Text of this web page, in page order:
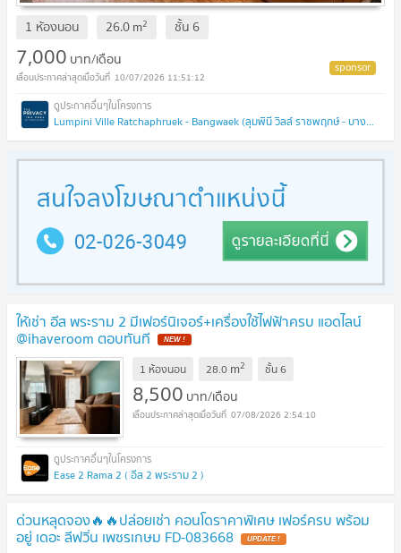
1 ห้องนอน 26.0m2 ชั้น 6
7,000 บาท/เดือน
10/07/2026 11:51:12
Lumpini Ville Ratchaphruek - Bangwaek (ลุมพินี วิลล์ ราชพฤกษ์ - บางแวก)
ให้เช่า อีส พระราม 2 มีเฟอร์นิเจอร์+เครื่องใช้ไฟฟ้าครบ แอดไลน์
@ihaveroom ตอบทันที NEW !
1 ห้องนอน 28.0 m2 ชั้น6
8,500 บาท/เดือน
07/08/2026 2:54:10
Ease 2 Rama 2 ( อีส 2 พระราม 2 )
ด่วนหลุดจอง🔥🔥ปล่อยเช่า คอนโดราคาพิเศษ เฟอร์ครบ พร้อม
อยู่ เดอะ ลีฟวิ่น เพชรเกษม FD-083668 UPDATE !